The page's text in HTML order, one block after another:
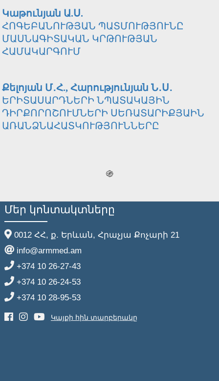
Կաթունյան Ա.Ս.
ՀՈԳԵԲԱՆՈՒԹՅԱՆ ՊԱՏՄՈՒԹՅՈՒՆԸ
ՄԱՍՆԱԳԻՏԱԿԱՆ ԿՐԹՈՒԹՅԱՆ
ՀԱՄԱԿԱՐԳՈՒՄ
Քելոյան Մ․Հ., Հարությունյան Ն․Ս․
ԵՐԻՏԱՍԱՐԴՆԵՐԻ ՆՊԱՏԱԿԱՅԻՆ
ԴԻՐՔՈՐՈՇՈՒՄՆԵՐԻ ՍԵՌԱՏԱՐԻՔՅԱԻՆ
ԱՌԱՆՁՆԱՀԱՏԿՈՒԹՅՈՒՆՆԵՐԸ
֍
Մեր կոնտակտները
0012 ՀՀ, ք. Երևան, Հրաչյա Քոչարի 21
info@armmed.am
+374 10 26-27-43
+374 10 26-24-53
+374 10 28-95-53
Կայքի հին տարբերակը